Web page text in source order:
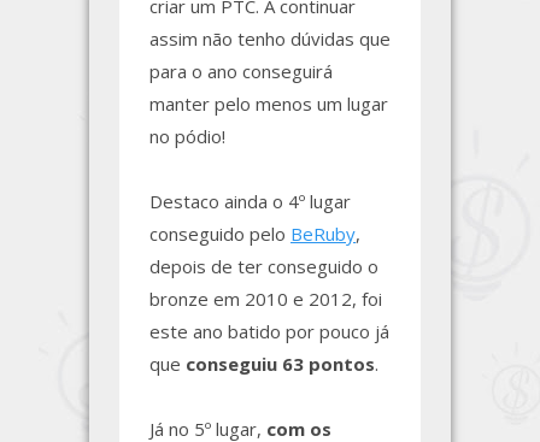
criar um PTC. A continuar
assim não tenho dúvidas que
para o ano conseguirá
manter pelo menos um lugar
no pódio!
Destaco ainda o 4º lugar
conseguido pelo BeRuby,
depois de ter conseguido o
bronze em 2010 e 2012, foi
este ano batido por pouco já
que conseguiu 63 pontos.
Já no 5º lugar, com os